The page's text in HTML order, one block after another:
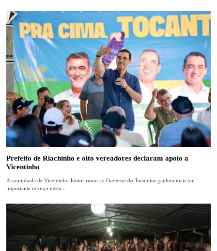
Prefeito de Riachinho e oito vereadores declaram apoio a
Vicentinho
A caminhada de Vicentinho Júnior rumo ao Governo do Tocantins ganhou mais um
importante reforço nesta…